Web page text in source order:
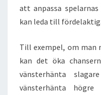
att anpassa
kan leda till
Till exempel, om man
kan det öka
vänsterhänta
vänsterhänta